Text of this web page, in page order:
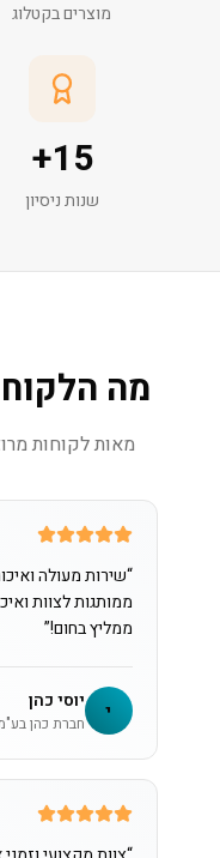
מוצרים בקטלוג
15
+
שנות ניסיון
מה
מאות לקוחות
“שירות מעולה
ממותגות לצוות
ממליץ בחום!”
י יוסי כהן
חברת כהן